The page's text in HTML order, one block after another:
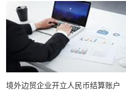
境外边贸企业开立人民币结算账户